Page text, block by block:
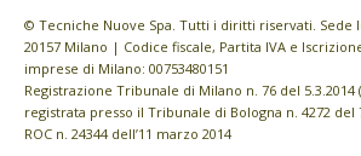
© Tecniche Nuove Spa. Tutti i diritti riservati. Sede
20157 Milano | Codice fiscale, Partita IVA e
imprese di Milano: 00753480151
Registrazione Tribunale di Milano n. 76 del
registrata presso il Tribunale di Bologna n. 4272 del
ROC n. 24344 dell’11 marzo 2014